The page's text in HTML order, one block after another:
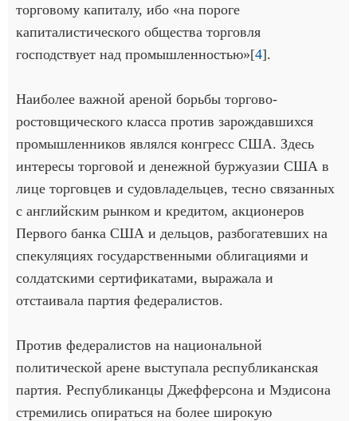
торговому капиталу, ибо «на пороге
капиталистического общества торговля
господствует над промышленностью»[4].
Наиболее важной ареной борьбы торгово-
ростовщического класса против зарождавшихся
промышленников являлся конгресс США. Здесь
интересы торговой и денежной буржуазии США в
лице торговцев и судовладельцев, тесно связанных
с английским рынком и кредитом, акционеров
Первого банка США и дельцов, разбогатевших на
спекуляциях государственными облигациями и
солдатскими сертификатами, выражала и
отстаивала партия федералистов.
Против федералистов на национальной
политической арене выступала республиканская
партия. Республиканцы Джефферсона и Мэдисона
стремились опираться на более широкую